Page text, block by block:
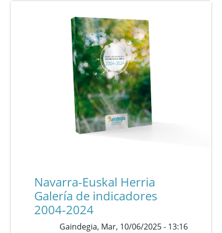
Navarra-Euskal Herria
Galería de indicadores
2004-2024
Gaindegia, Mar, 10/06/2025 - 13:16